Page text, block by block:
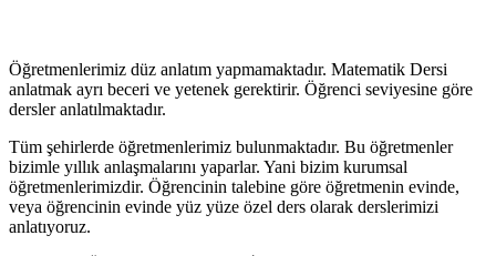
Öğretmenlerimiz düz anlatım yapmamaktadır. Matematik Dersi
anlatmak ayrı beceri ve yetenek gerektirir. Öğrenci seviyesine göre
dersler anlatılmaktadır.
Tüm şehirlerde öğretmenlerimiz bulunmaktadır. Bu öğretmenler
bizimle yıllık anlaşmalarını yaparlar. Yani bizim kurumsal
öğretmenlerimizdir. Öğrencinin talebine göre öğretmenin evinde,
veya öğrencinin evinde yüz yüze özel ders olarak derslerimizi
anlatıyoruz.